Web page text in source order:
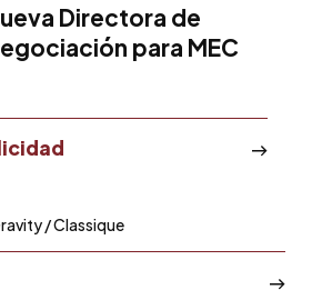
Directora de
para MEC
/ Classique